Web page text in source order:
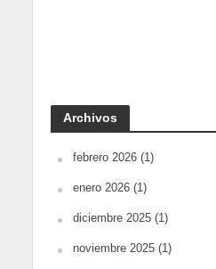
Archivos
febrero 2026(1)
enero 2026(1)
diciembre 2025(1)
noviembre 2025(1)